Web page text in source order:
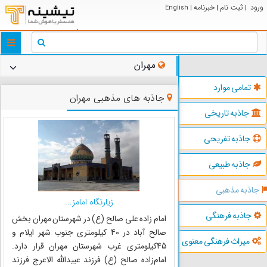
ورود | ثبت نام | خبرنامه |
English
تمامی موارد
جاذبه تاریخی
جاذبه تفریحی
جاذبه طبیعی
جاذبه مذهبی
جاذبه فرهنگی
میراث فرهنگی معنوی
مهران
جاذبه های مذهبی مهران
زیارتگاه امامز...
امام زاده علی صالح (ع) در شهرستان مهران بخش
صالح آباد در 40 کیلومتری جنوب شهر ایلام و
45کیلومتری غرب شهرستان مهران قرار دارد.
امام‌زاده صالح (ع) فرزند عبیداللّه الاعرج فرزند